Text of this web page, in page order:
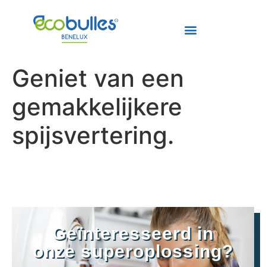
Geniet van een
gemakkelijkere
spijsvertering.
Geïnteresseerd in
onze superoplossing?